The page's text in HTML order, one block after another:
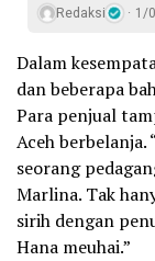
Redaksi 1/
Dalam
dan beberapa
Para penjual
Aceh berbelanja.
seorang
Marlina. Tak
sirih dengan
Hana meuhai.”